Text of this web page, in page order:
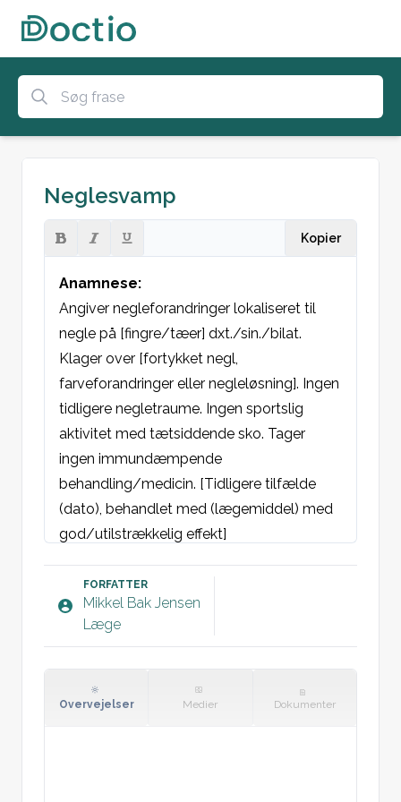
Neglesvamp
Kopier
Anamnese:
Angiver negleforandringer lokaliseret til
negle på [fingre/tæer] dxt./sin./bilat.
Klager over [fortykket negl,
farveforandringer eller negleløsning]. Ingen
tidligere negletraume. Ingen sportslig
aktivitet med tætsiddende sko. Tager
ingen immundæmpende
behandling/medicin. [Tidligere tilfælde
(dato), behandlet med (lægemiddel) med
god/utilstrækkelig effekt]
Objektivt:
Hud/negle: Asymmetrisk udbedt m.
lokalisation til negle på 1.-5. [finger/tå]
mellem tæerne/fingre, omkring neglene
eller i fodsålerne/håndflader.
FORFATTER
Mikkel Bak Jensen
Læge
Overvejelser Medier Dokumenter